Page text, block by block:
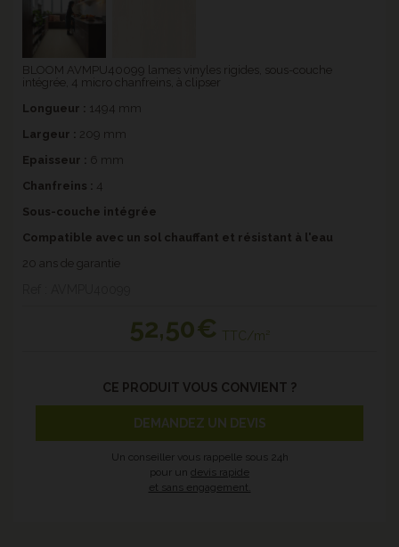
BLOOM AVMPU40099 lames vinyles rigides, sous-couche
intégrée, 4 micro chanfreins, à clipser
Longueur : 1494 mm
Largeur : 209 mm
Epaisseur : 6 mm
Chanfreins : 4
Sous-couche intégrée
Compatible avec un sol chauffant et résistant à l'eau
20 ans de garantie
52,50€ TTC/m²
CE PRODUIT VOUS CONVIENT ?
DEMANDEZ UN DEVIS
Un conseiller vous rappelle sous 24h
pour un devis rapide
et sans engagement.